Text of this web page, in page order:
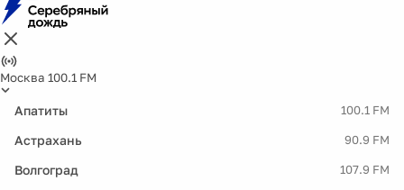
Москва 100.1 FM
Апатиты 100.1 FM
Астрахань 90.9 FM
Волгоград 107.9 FM